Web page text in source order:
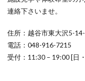
連絡下さいませ。
住所：越谷市東大沢5-
電話：048-916-7215
受付：11:30 – 19:00 [日